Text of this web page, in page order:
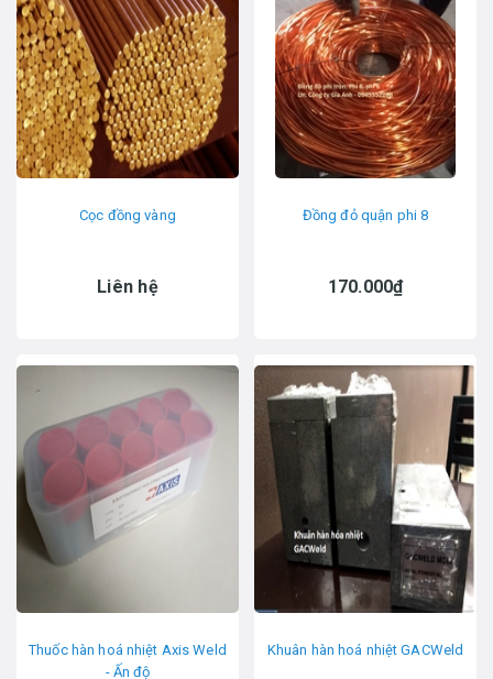
Cọc đồng vàng
Liên hệ
Đồng đỏ quận phi 8
170.000₫
Thuốc hàn hoá nhiệt Axis Weld
- Ấn độ
Khuân hàn hoá nhiệt GACWeld